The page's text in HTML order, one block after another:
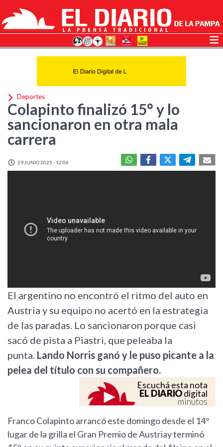
Deportes
Colapinto finalizó 15° y lo
sancionaron en otra mala
carrera
29 JUNIO 2025 - 12:06
El argentino no encontró el ritmo del auto en
Austria y su equipo no acertó en la estrategia
de las paradas. Lo sancionaron porque casi
sacó de pista a Piastri, que peleaba la
punta. Lando Norris ganó y le puso picante a la
pelea del título con su compañero.
Escuchá esta nota
EL DIARIOdigital
minutos
Franco Colapinto arrancó este domingo desde el 14°
lugar de la grilla el Gran Premio de Austriay terminó